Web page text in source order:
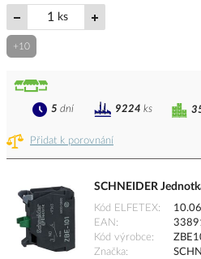
ks
+10
Přidat k porovnání
5 dní 9224 ks
SCHNEIDER
Kód ELFETEX
EAN
Kód výrobce
Značka